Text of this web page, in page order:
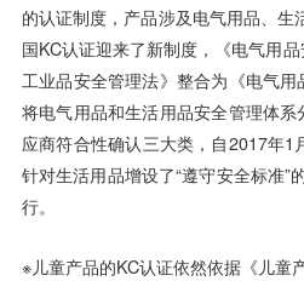
的认证制度，产品涉及电气用品、
国KC认证迎来了新制度，《电气用
工业品安全管理法》整合为《电气用
将电气用品和生活用品安全管理体
应商符合性确认三大类，自2017年1
针对生活用品增设了“遵守安全标准
行。
※儿童产品的KC认证依然依据《儿童